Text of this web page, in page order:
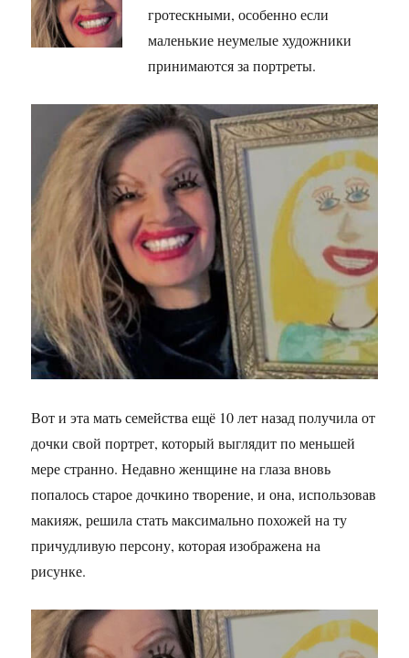
гротескными, особенно если
маленькие неумелые художники
принимаются за портреты.
Вот и эта мать семейства ещё 10 лет назад получила от
дочки свой портрет, который выглядит по меньшей
мере странно. Недавно женщине на глаза вновь
попалось старое дочкино творение, и она, использовав
макияж, решила стать максимально похожей на ту
причудливую персону, которая изображена на
рисунке.